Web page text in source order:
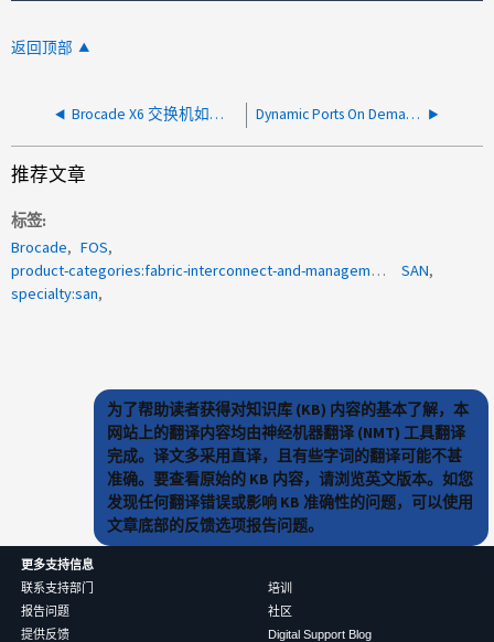
返回顶部
Brocade X6 交换机如何对 firmwaredownload 命令做出响应？ Dynamic Ports On Demandが有効になっている場合、いくつのBrocadeスイッチポートのライセンスが付与されていますか。
推荐文章
标签
Brocade
FOS
product-categories:fabric-interconnect-and-management-switches
SAN
specialty:san
为了帮助读者获得对知识库 (KB) 内容的基本了解，本
网站上的翻译内容均由神经机器翻译 (NMT) 工具翻译
完成。译文多采用直译，且有些字词的翻译可能不甚
准确。要查看原始的 KB 内容，请浏览英文版本。如您
发现任何翻译错误或影响 KB 准确性的问题，可以使用
文章底部的反馈选项报告问题。
更多支持信息
联系支持部门
报告问题
提供反馈
培训
社区
Digital Support Blog